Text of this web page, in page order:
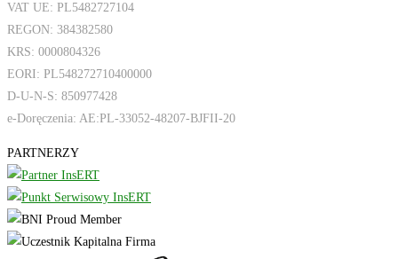
VAT UE: PL5482727104
REGON: 384382580
KRS: 0000804326
EORI: PL548272710400000
D-U-N-S: 850977428
e-Doręczenia: AE:PL-33052-48207-BJFII-20
PARTNERZY